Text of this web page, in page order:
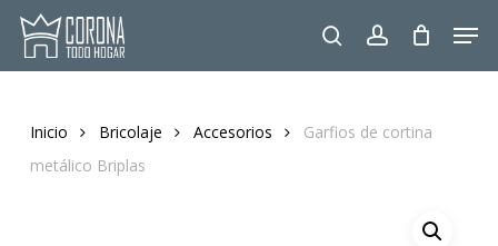
Skip
main
searchaccount
Inicio Bricolaje Accesorios
Garfios de cortina
metálico Briplas